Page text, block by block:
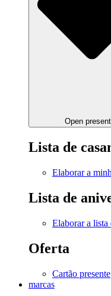
Open
Lista de
Elaborar a
Lista de
Elaborar a lista
Oferta
Cartão presente
marcas